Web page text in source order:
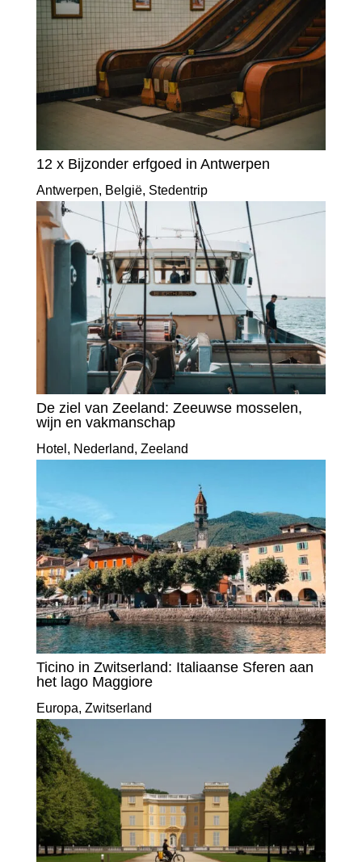
12 x Bijzonder erfgoed in Antwerpen
Antwerpen, België, Stedentrip
De ziel van Zeeland: Zeeuwse mosselen,
wijn en vakmanschap
Hotel , Nederland, Zeeland
Ticino in Zwitserland: Italiaanse Sferen aan
het lago Maggiore
Europa, Zwitserland